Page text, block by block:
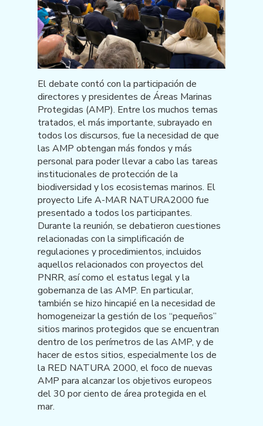
El debate contó con la participación de
directores y presidentes de Áreas Marinas
Protegidas (AMP). Entre los muchos temas
tratados, el más importante, subrayado en
todos los discursos, fue la necesidad de que
las AMP obtengan más fondos y más
personal para poder llevar a cabo las tareas
institucionales de protección de la
biodiversidad y los ecosistemas marinos. El
proyecto Life A-MAR NATURA2000 fue
presentado a todos los participantes.
Durante la reunión, se debatieron cuestiones
relacionadas con la simplificación de
regulaciones y procedimientos, incluidos
aquellos relacionados con proyectos del
PNRR, así como el estatus legal y la
gobernanza de las AMP. En particular,
también se hizo hincapié en la necesidad de
homogeneizar la gestión de los “pequeños”
sitios marinos protegidos que se encuentran
dentro de los perímetros de las AMP, y de
hacer de estos sitios, especialmente los de
la RED NATURA 2000, el foco de nuevas
AMP para alcanzar los objetivos europeos
del 30 por ciento de área protegida en el
mar.